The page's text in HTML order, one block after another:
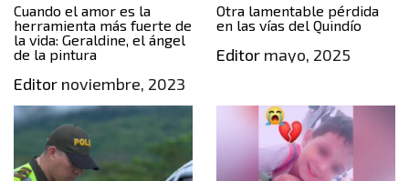
Cuando el amor es la
herramienta más fuerte de
la vida: Geraldine, el ángel
de la pintura
Editor noviembre, 2023
Otra lamentable pérdida
en las vías del Quindío
Editormayo, 2025